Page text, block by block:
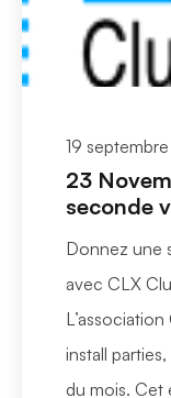
19
23
seconde
Donnez une
avec CLX
install
du mois. Cet